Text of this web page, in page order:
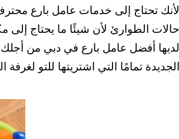
لأنك تحتاج إلى خدمات عامل بارع
لديها أفضل عامل بارع في دبي من أجلك.
الجديدة تمامًا التي اشتريتها للتو